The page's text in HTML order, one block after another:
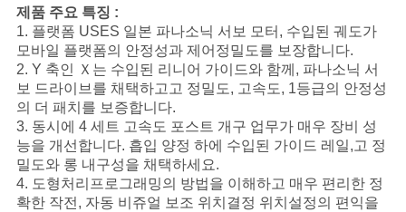
십
시
오
뉴
스
제품 주요 특징 :
1. 플랫폼 USES 일본 파나소닉 서보 모터, 수입된 궤도가
모바일 플랫폼의 안정성과 제어정밀도를 보장합니다.
2. Y 축인 Ｘ는 수입된 리니어 가이드와 함께, 파나소닉 서
보 드라이브를 채택하고고 정밀도, 고속도, 1등급의 안정성
의 더 패치를 보증합니다.
3. 동시에 4 세트 고속도 포스트 개구 업무가 매우 장비 성
능을 개선합니다. 흡입 양정 하에 수입된 가이드 레일,고 정
밀도와 롱 내구성을 채택하세요.
4. 도형처리프로그래밍의 방법을 이해하고 매우 편리한 정
확한 작전, 자동 비쥬얼 보조 위치결정 위치설정의 편익을